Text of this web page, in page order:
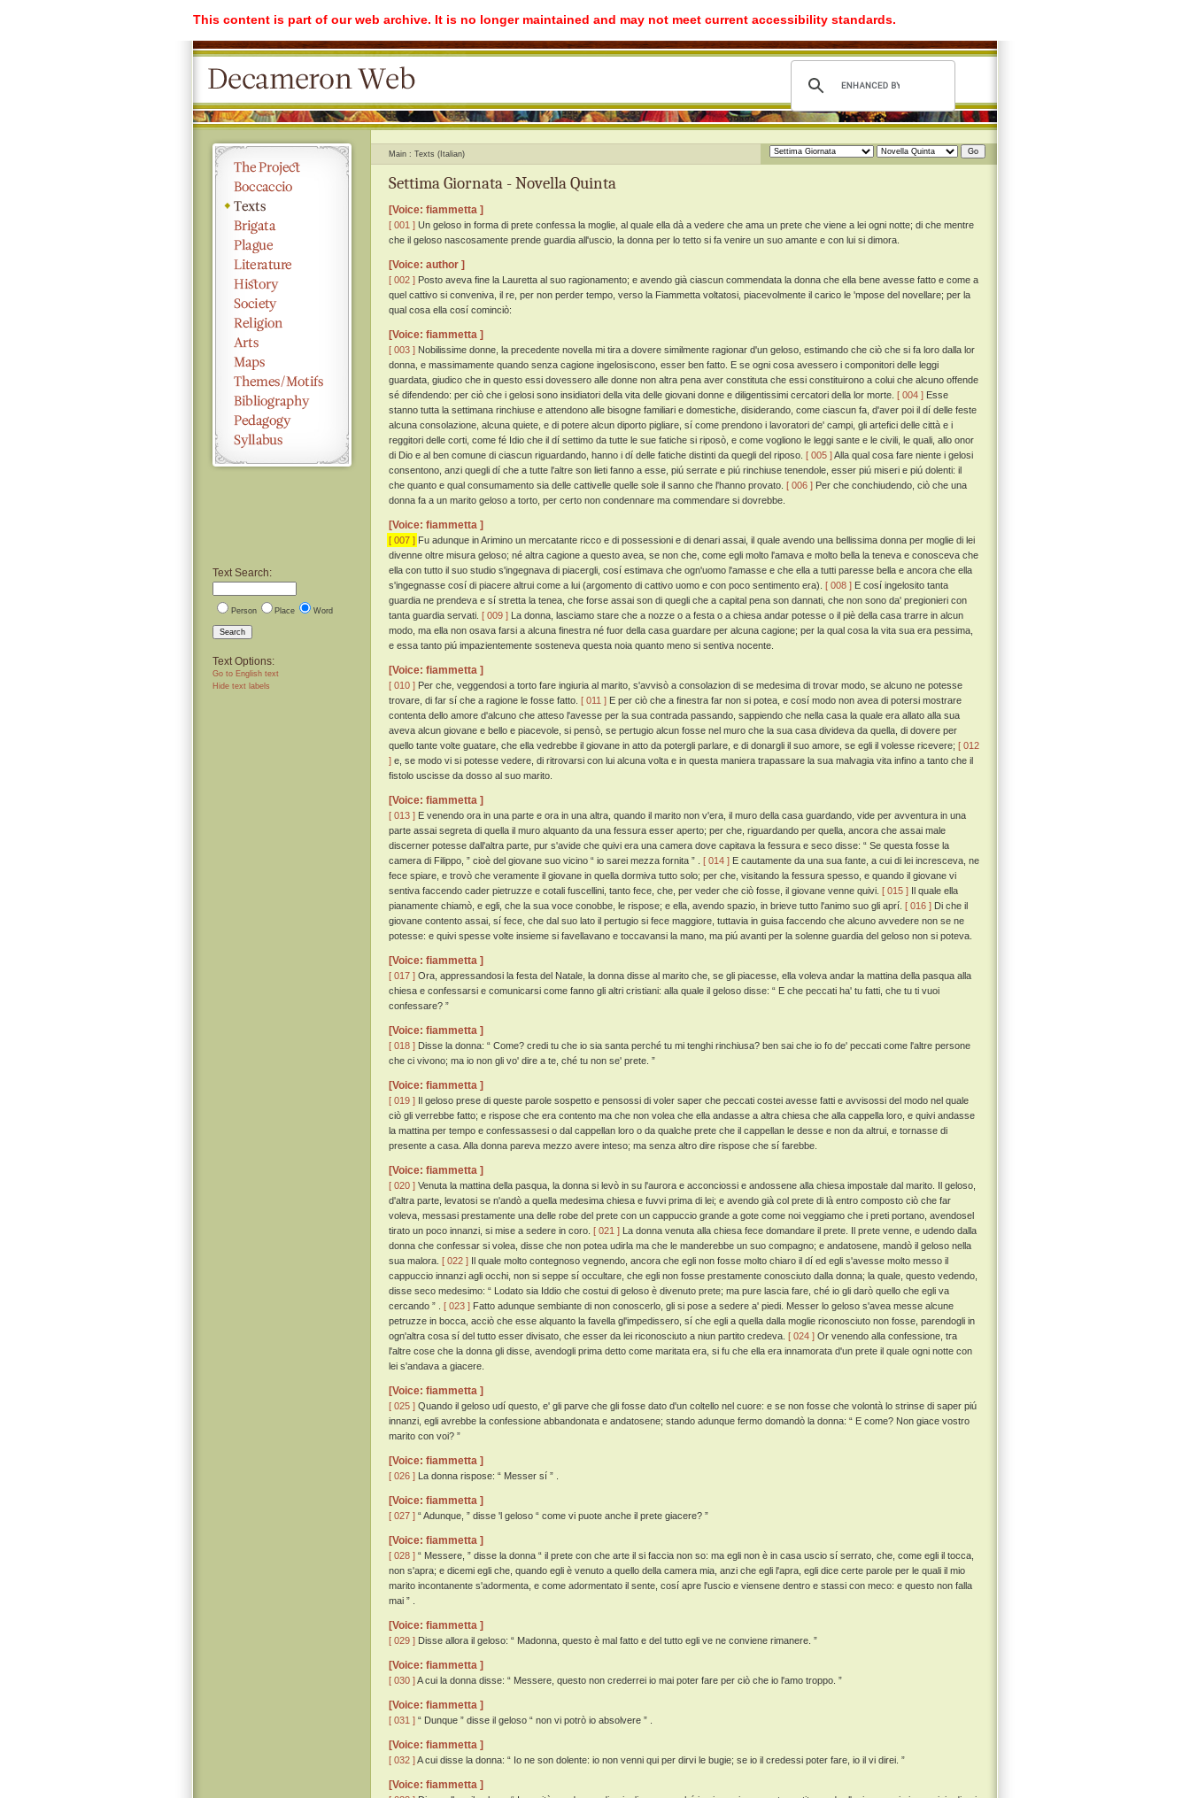
This content is part of our web archive. It is no longer maintained and may not meet current accessibility standards.
Text Search:
Person Place Word
Search
Text Options:
Go to English text
Hide text labels
Main Texts (Italian)
Settima Giornata - Novella Quinta
[Voice: fiammetta ]
[ 001 ] Un geloso in forma di prete confessa la moglie, al quale ella dà a vedere che ama un prete che viene a lei ogni notte; di che mentre
che il geloso nascosamente prende guardia all'uscio, la donna per lo tetto si fa venire un suo amante e con lui si dimora.
[Voice: author ]
[ 002 ] Posto aveva fine la Lauretta al suo ragionamento; e avendo già ciascun commendata la donna che ella bene avesse fatto e come a
quel cattivo si conveniva, il re, per non perder tempo, verso la Fiammetta voltatosi, piacevolmente il carico le 'mpose del novellare; per la
qual cosa ella cosí cominciò:
[Voice: fiammetta ]
[ 003 ] Nobilissime donne, la precedente novella mi tira a dovere similmente ragionar d'un geloso, estimando che ciò che si fa loro dalla lor
donna, e massimamente quando senza cagione ingelosiscono, esser ben fatto. E se ogni cosa avessero i componitori delle leggi
guardata, giudico che in questo essi dovessero alle donne non altra pena aver constituta che essi constituirono a colui che alcuno offende
sé difendendo: per ciò che i gelosi sono insidiatori della vita delle giovani donne e diligentissimi cercatori della lor morte. [ 004 ] Esse
stanno tutta la settimana rinchiuse e attendono alle bisogne familiari e domestiche, disiderando, come ciascun fa, d'aver poi il dí delle feste
alcuna consolazione, alcuna quiete, e di potere alcun diporto pigliare, sí come prendono i lavoratori de' campi, gli artefici delle città e i
reggitori delle corti, come fé Idio che il dí settimo da tutte le sue fatiche si riposò, e come vogliono le leggi sante e le civili, le quali, allo onor
di Dio e al ben comune di ciascun riguardando, hanno i dí delle fatiche distinti da quegli del riposo. [ 005 ]Alla qual cosa fare niente i gelosi
consentono, anzi quegli dí che a tutte l'altre son lieti fanno a esse, piú serrate e piú rinchiuse tenendole, esser piú miseri e piú dolenti: il
che quanto e qual consumamento sia delle cattivelle quelle sole il sanno che l'hanno provato. [ 006 ] Per che conchiudendo, ciò che una
donna fa a un marito geloso a torto, per certo non condennare ma commendare si dovrebbe.
[Voice: fiammetta ]
[ 007 ] Fu adunque in Arimino un mercatante ricco e di possessioni e di denari assai, il quale avendo una bellissima donna per moglie di lei
divenne oltre misura geloso; né altra cagione a questo avea, se non che, come egli molto l'amava e molto bella la teneva e conosceva che
ella con tutto il suo studio s'ingegnava di piacergli, cosí estimava che ogn'uomo l'amasse e che ella a tutti paresse bella e ancora che ella
s'ingegnasse cosí di piacere altrui come a lui (argomento di cattivo uomo e con poco sentimento era). [ 008 ] E cosí ingelosito tanta
guardia ne prendeva e sí stretta la tenea, che forse assai son di quegli che a capital pena son dannati, che non sono da' pregionieri con
tanta guardia servati. [ 009 ] La donna, lasciamo stare che a nozze o a festa o a chiesa andar potesse o il piè della casa trarre in alcun
modo, ma ella non osava farsi a alcuna finestra né fuor della casa guardare per alcuna cagione; per la qual cosa la vita sua era pessima,
e essa tanto piú impazientemente sosteneva questa noia quanto meno si sentiva nocente.
[Voice: fiammetta ]
[ 010 ] Per che, veggendosi a torto fare ingiuria al marito, s'avvisò a consolazion di se medesima di trovar modo, se alcuno ne potesse
trovare, di far sí che a ragione le fosse fatto. [ 011 ] E per ciò che a finestra far non si potea, e cosí modo non avea di potersi mostrare
contenta dello amore d'alcuno che atteso l'avesse per la sua contrada passando, sappiendo che nella casa la quale era allato alla sua
aveva alcun giovane e bello e piacevole, si pensò, se pertugio alcun fosse nel muro che la sua casa divideva da quella, di dovere per
quello tante volte guatare, che ella vedrebbe il giovane in atto da potergli parlare, e di donargli il suo amore, se egli il volesse ricevere; [ 012
] e, se modo vi si potesse vedere, di ritrovarsi con lui alcuna volta e in questa maniera trapassare la sua malvagia vita infino a tanto che il
fistolo uscisse da dosso al suo marito.
[Voice: fiammetta ]
[ 013 ] E venendo ora in una parte e ora in una altra, quando il marito non v'era, il muro della casa guardando, vide per avventura in una
parte assai segreta di quella il muro alquanto da una fessura esser aperto; per che, riguardando per quella, ancora che assai male
discerner potesse dall'altra parte, pur s'avide che quivi era una camera dove capitava la fessura e seco disse: “ Se questa fosse la
camera di Filippo, ” cioè del giovane suo vicino “ io sarei mezza fornita ” . [ 014 ] E cautamente da una sua fante, a cui di lei incresceva, ne
fece spiare, e trovò che veramente il giovane in quella dormiva tutto solo; per che, visitando la fessura spesso, e quando il giovane vi
sentiva faccendo cader pietruzze e cotali fuscellini, tanto fece, che, per veder che ciò fosse, il giovane venne quivi. [ 015 ] Il quale ella
pianamente chiamò, e egli, che la sua voce conobbe, le rispose; e ella, avendo spazio, in brieve tutto l'animo suo gli aprí. [ 016 ] Di che il
giovane contento assai, sí fece, che dal suo lato il pertugio si fece maggiore, tuttavia in guisa faccendo che alcuno avvedere non se ne
potesse: e quivi spesse volte insieme si favellavano e toccavansi la mano, ma piú avanti per la solenne guardia del geloso non si poteva.
[Voice: fiammetta ]
[ 017 ] Ora, appressandosi la festa del Natale, la donna disse al marito che, se gli piacesse, ella voleva andar la mattina della pasqua alla
chiesa e confessarsi e comunicarsi come fanno gli altri cristiani: alla quale il geloso disse: “ E che peccati ha' tu fatti, che tu ti vuoi
confessare? ”
[Voice: fiammetta ]
[ 018 ] Disse la donna: “ Come? credi tu che io sia santa perché tu mi tenghi rinchiusa? ben sai che io fo de' peccati come l'altre persone
che ci vivono; ma io non gli vo' dire a te, ché tu non se' prete. ”
[Voice: fiammetta ]
[ 019 ] Il geloso prese di queste parole sospetto e pensossi di voler saper che peccati costei avesse fatti e avvisossi del modo nel quale
ciò gli verrebbe fatto; e rispose che era contento ma che non volea che ella andasse a altra chiesa che alla cappella loro, e quivi andasse
la mattina per tempo e confessassesi o dal cappellan loro o da qualche prete che il cappellan le desse e non da altrui, e tornasse di
presente a casa. Alla donna pareva mezzo avere inteso; ma senza altro dire rispose che sí farebbe.
[Voice: fiammetta ]
[ 020 ] Venuta la mattina della pasqua, la donna si levò in su l'aurora e acconciossi e andossene alla chiesa impostale dal marito. Il geloso,
d'altra parte, levatosi se n'andò a quella medesima chiesa e fuvvi prima di lei; e avendo già col prete di là entro composto ciò che far
voleva, messasi prestamente una delle robe del prete con un cappuccio grande a gote come noi veggiamo che i preti portano, avendosel
tirato un poco innanzi, si mise a sedere in coro. [ 021 ] La donna venuta alla chiesa fece domandare il prete. Il prete venne, e udendo dalla
donna che confessar si volea, disse che non potea udirla ma che le manderebbe un suo compagno; e andatosene, mandò il geloso nella
sua malora. [ 022 ] Il quale molto contegnoso vegnendo, ancora che egli non fosse molto chiaro il dí ed egli s'avesse molto messo il
cappuccio innanzi agli occhi, non si seppe sí occultare, che egli non fosse prestamente conosciuto dalla donna; la quale, questo vedendo,
disse seco medesimo: “ Lodato sia Iddio che costui di geloso è divenuto prete; ma pure lascia fare, ché io gli darò quello che egli va
cercando ” . [ 023 ] Fatto adunque sembiante di non conoscerlo, gli si pose a sedere a' piedi. Messer lo geloso s'avea messe alcune
petruzze in bocca, acciò che esse alquanto la favella gl'impedissero, sí che egli a quella dalla moglie riconosciuto non fosse, parendogli in
ogn'altra cosa sí del tutto esser divisato, che esser da lei riconosciuto a niun partito credeva. [ 024 ] Or venendo alla confessione, tra
l'altre cose che la donna gli disse, avendogli prima detto come maritata era, si fu che ella era innamorata d'un prete il quale ogni notte con
lei s'andava a giacere.
[Voice: fiammetta ]
[ 025 ] Quando il geloso udí questo, e' gli parve che gli fosse dato d'un coltello nel cuore: e se non fosse che volontà lo strinse di saper piú
innanzi, egli avrebbe la confessione abbandonata e andatosene; stando adunque fermo domandò la donna: “ E come? Non giace vostro
marito con voi? ”
[Voice: fiammetta ]
[ 026 ] La donna rispose: “ Messer sí ” .
[Voice: fiammetta ]
[ 027 ] “ Adunque, ” disse 'l geloso “ come vi puote anche il prete giacere? ”
[Voice: fiammetta ]
[ 028 ] “ Messere, ” disse la donna “ il prete con che arte il si faccia non so: ma egli non è in casa uscio sí serrato, che, come egli il tocca,
non s'apra; e dicemi egli che, quando egli è venuto a quello della camera mia, anzi che egli l'apra, egli dice certe parole per le quali il mio
marito incontanente s'adormenta, e come adormentato il sente, cosí apre l'uscio e viensene dentro e stassi con meco: e questo non falla
mai ” .
[Voice: fiammetta ]
[ 029 ] Disse allora il geloso: “ Madonna, questo è mal fatto e del tutto egli ve ne conviene rimanere. ”
[Voice: fiammetta ]
[ 030 ]A cui la donna disse: “ Messere, questo non crederrei io mai poter fare per ciò che io l'amo troppo. ”
[Voice: fiammetta ]
[ 031 ] “ Dunque ” disse il geloso “ non vi potrò io absolvere ” .
[Voice: fiammetta ]
[ 032 ]A cui disse la donna: “ Io ne son dolente: io non venni qui per dirvi le bugie; se io il credessi poter fare, io il vi direi. ”
[Voice: fiammetta ]